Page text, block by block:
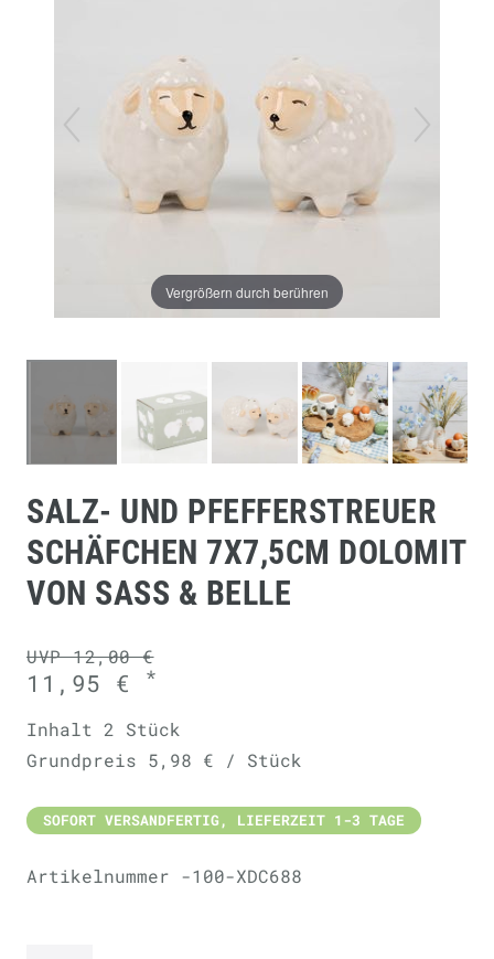
Vergrößern durch berühren
SALZ- UND PFEFFERSTREUER
SCHÄFCHEN 7X7,5CM DOLOMIT
VON SASS & BELLE
UVP 12,00 €
11,95 € *
Inhalt 2 Stück
Grundpreis 5,98 € / Stück
SOFORT VERSANDFERTIG, LIEFERZEIT 1-3 TAGE
Artikelnummer -100-XDC688